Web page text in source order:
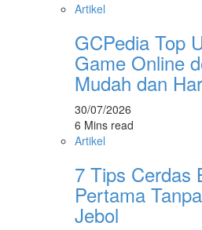
Artikel
GCPedia Top
Game Online
Mudah dan
30/07/2026
6 Mins read
Artikel
7 Tips Cerdas
Pertama
Jebol